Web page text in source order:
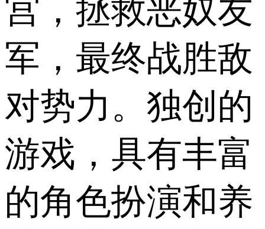
宫，拯救恶奴友
军，最终战胜敌
对势力。独创的
游戏，具有丰富
的角色扮演和养